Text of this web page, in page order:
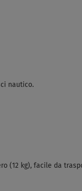
nautico.
(12 kg), facile da